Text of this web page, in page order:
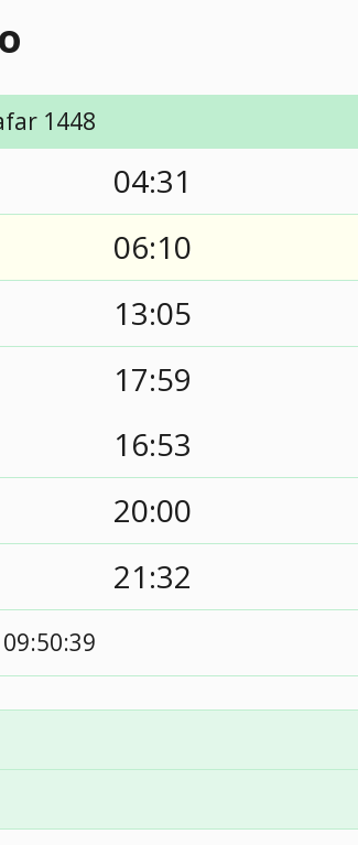
1448
04:31
06:10
13:05
17:59
16:53
20:00
21:32
09:50:40